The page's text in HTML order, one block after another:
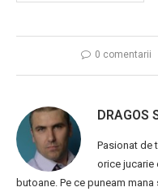
0 comentarii
DRAGOS
Pasionat de
orice jucarie
butoane. Pe ce puneam